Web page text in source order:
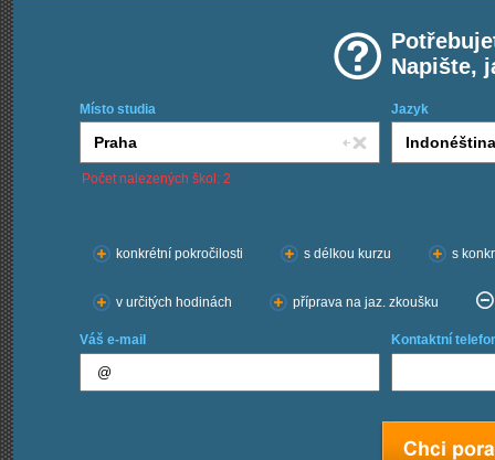
Napište,
Místo studia Jazyk
Počet nalezených škol: 2
konkrétní pokročilosti
s délkou kurzu s
v určitých hodinách příprava na jaz. zkoušku
Váš e-mail Kontaktní